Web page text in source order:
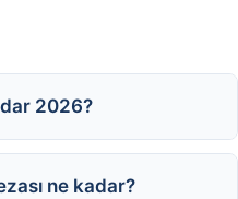
2026?
ne kadar?